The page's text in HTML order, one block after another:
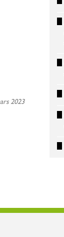
2023